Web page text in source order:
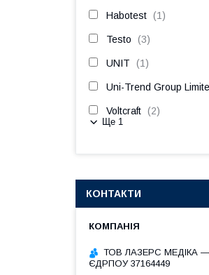
Habotest 1
Testo 3
UNIT 1
Uni-Trend Group
Voltcraft 2
Ще 1
КОНТАКТИ
ТОВ ЛАЗЕРС МЕДІКА
ЄДРПОУ 37164449